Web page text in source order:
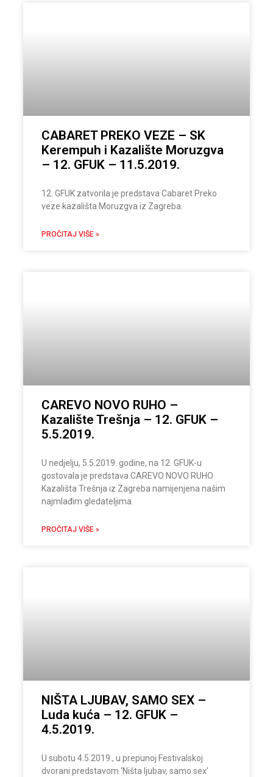
CABARET PREKO VEZE – SK
Kerempuh i Kazalište Moruzgva
– 12. GFUK – 11.5.2019.
12. GFUK zatvorila je predstava Cabaret Preko
veze kazališta Moruzgva iz Zagreba.
PROČITAJ VIŠE »
CAREVO NOVO RUHO –
Kazalište Trešnja – 12. GFUK –
5.5.2019.
U nedjelju, 5.5.2019. godine, na 12. GFUK-u
gostovala je predstava CAREVO NOVO RUHO
Kazališta Trešnja iz Zagreba namijenjena našim
najmlađim gledateljima.
PROČITAJ VIŠE »
NIŠTA LJUBAV, SAMO SEX –
Luda kuća – 12. GFUK –
4.5.2019.
U subotu 4.5.2019., u prepunoj Festivalskoj
dvorani predstavom ‘Ništa ljubav, samo sex’